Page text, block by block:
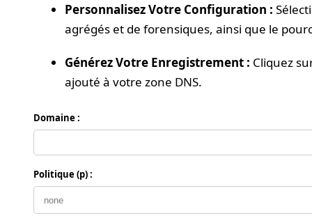
Personnalisez Votre Configuration :
agrégés et de forensiques, ainsi que le
Générez Votre Enregistrement : Cliquez
ajouté à votre zone DNS.
Domaine :
Politique (p) :